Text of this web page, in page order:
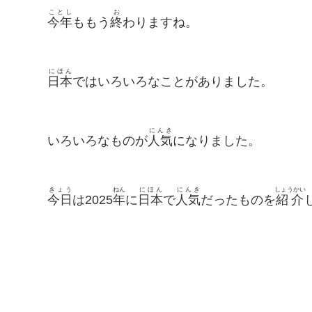
今年
ことし
ももう 終
お
わりますね。
日本
にほん
ではいろいろなことがありました。
いろいろなものが 人気
にんき
になりました。
今日
きょう
は2025年
ねん
に 日本
にほん
で人気
にんき
だったものを紹介
しょうかい